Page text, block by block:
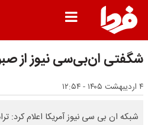
شگفتی ان‌بی‌سی نیوز از
۴ اردیبهشت ۱۴۰۵ - ۱۲:۵۴
شبکه ان بی سی نیوز آمریکا اعلام کرد: